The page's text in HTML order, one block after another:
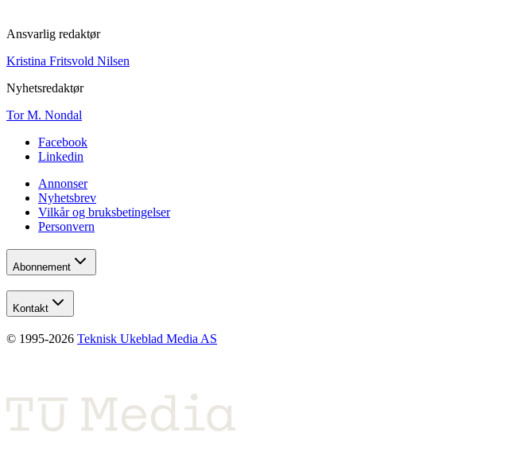
Ansvarlig redaktør
Kristina Fritsvold Nilsen
Nyhetsredaktør
Tor M. Nondal
Facebook
Linkedin
Annonser
Nyhetsbrev
Vilkår og bruksbetingelser
Personvern
Abonnement
Kontakt
© 1995-2026 Teknisk Ukeblad Media AS